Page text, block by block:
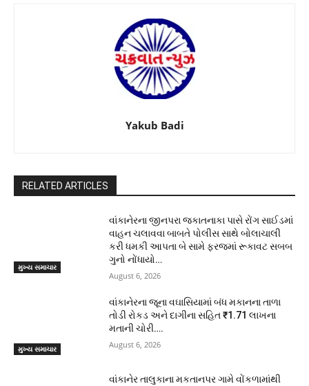
Yakub Badi
RELATED ARTICLES
મુખ્ય સમાચાર
વાંકાનેરના જીનપરા જકાતનાકા પાસે રોંગ સાઈડમાં
વાહન ચલાવવા બાબતે પોલીસ સાથે બોલાચાલી
કરી ધમકી આપતા બે સામે ફરજમાં રૂકાવટ સબબ
ગુનો નોંધાયો…
August 6, 2026
મુખ્ય સમાચાર
વાંકાનેરના જૂના વઘાસિયામાં બંધ મકાનના તાળા
તોડી રોકડ અને દાગીના સહિત ₹1.71 લાખના
મતાની ચોરી….
August 6, 2026
વાંકાનેર તાલુકાના મકતાનપર ગામે વોંકળામાંથી